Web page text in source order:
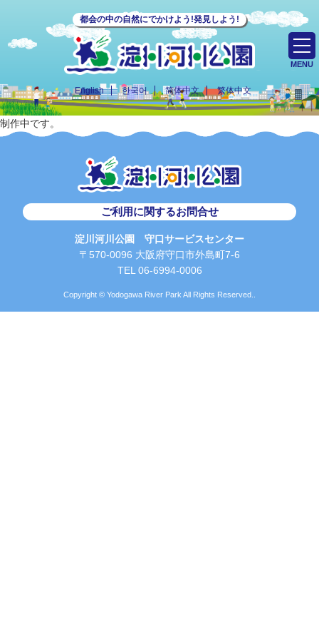
都会の中の自然にでかけよう!発見しよう!
English 한국어 简体中文 繁体中文
MENU
制作中です。
ご利用に関するお問合せ
淀川河川公園 守口サービスセンター
〒570-0096 大阪府守口市外島町7-6
TEL 06-6994-0006
Copyright © Yodogawa River Park All Rights Reserved..